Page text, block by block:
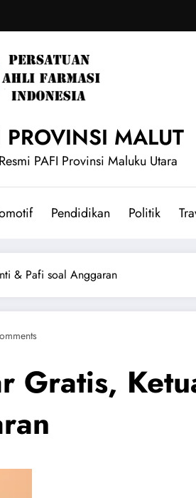
PROVINSI MALUT
PAFI Provinsi Maluku Utara
Pendidikan Politik
& Pafi soal Anggaran
Gratis,